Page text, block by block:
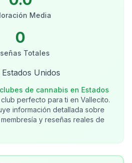
Media
0
Totales
Unidos
clubes de cannabis en Estados
perfecto para ti en Vallecito.
información detallada sobre
y reseñas reales de